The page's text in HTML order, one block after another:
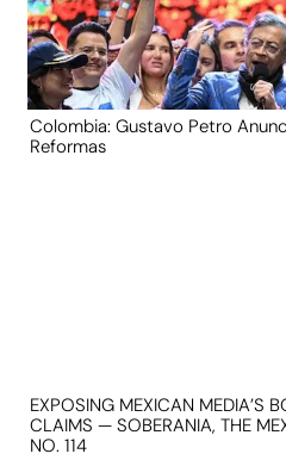
Colombia: Gustavo Petro
Reformas
EXPOSING MEXICAN MEDIA’S
CLAIMS — SOBERANIA, THE
NO. 114